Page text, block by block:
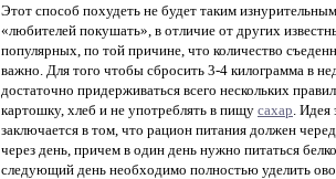
Этот способ похудеть не будет таким
«любителей покушать», в отличие от других
популярных, по той причине, что количество
важно. Для того чтобы сбросить 3-4 килограмма в
достаточно придерживаться всего нескольких
картошку, хлеб и не употреблять в пищу сахар. Идея
заключается в том, что рацион питания должен
через день, причем в один день нужно питаться
следующий день необходимо полностью уделить